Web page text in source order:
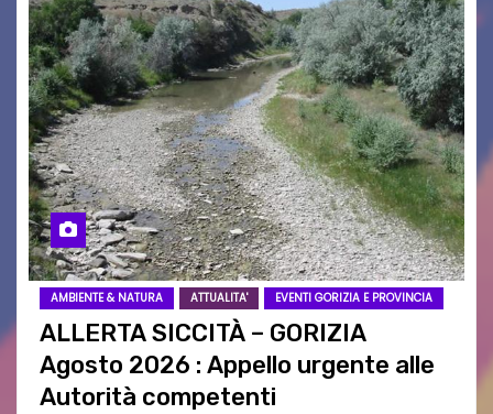
AMBIENTE & NATURA ATTUALITA' EVENTI GORIZIA E PROVINCIA
ALLERTA SICCITÀ – GORIZIA
Agosto 2026 : Appello urgente alle
Autorità competenti